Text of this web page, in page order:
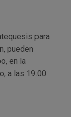
para
pueden
en la
a las 19.00